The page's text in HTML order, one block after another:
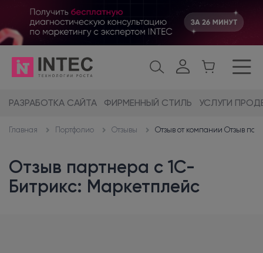
РАЗРАБОТКА САЙТА ФИРМЕННЫЙ СТИЛЬ УСЛУГИ
Главная Портфолио Отзывы Отзыв от компании Отзыв
Отзыв партнера с 1С-
Битрикс: Маркетплейс